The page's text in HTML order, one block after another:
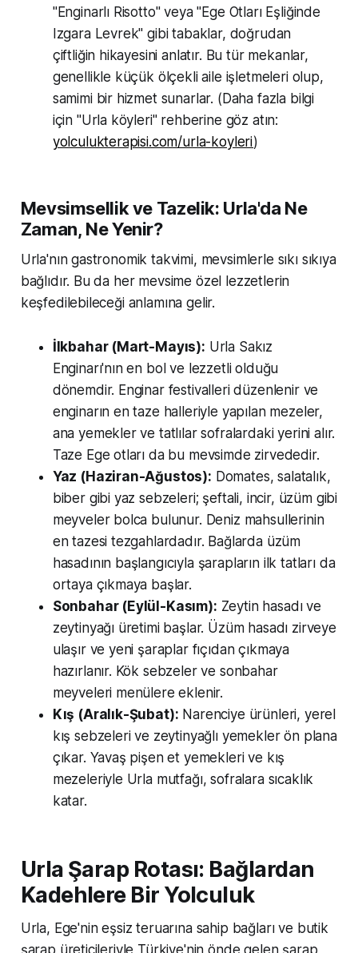
"Enginarlı Risotto" veya "Ege Otları Eşliğinde
Izgara Levrek" gibi tabaklar, doğrudan
çiftliğin hikayesini anlatır. Bu tür mekanlar,
genellikle küçük ölçekli aile işletmeleri olup,
samimi bir hizmet sunarlar. (Daha fazla bilgi
için "Urla köyleri" rehberine göz atın:
yolculukterapisi.com/urla-koyleri)
Mevsimsellik ve Tazelik: Urla'da Ne
Zaman, Ne Yenir?
Urla'nın gastronomik takvimi, mevsimlerle sıkı sıkıya
bağlıdır. Bu da her mevsime özel lezzetlerin
keşfedilebileceği anlamına gelir.
İlkbahar (Mart-Mayıs): Urla Sakız
Enginarı'nın en bol ve lezzetli olduğu
dönemdir. Enginar festivalleri düzenlenir ve
enginarın en taze halleriyle yapılan mezeler,
ana yemekler ve tatlılar sofralardaki yerini alır.
Taze Ege otları da bu mevsimde zirvededir.
Yaz (Haziran-Ağustos): Domates, salatalık,
biber gibi yaz sebzeleri; şeftali, incir, üzüm gibi
meyveler bolca bulunur. Deniz mahsullerinin
en tazesi tezgahlardadır. Bağlarda üzüm
hasadının başlangıcıyla şarapların ilk tatları da
ortaya çıkmaya başlar.
Sonbahar (Eylül-Kasım): Zeytin hasadı ve
zeytinyağı üretimi başlar. Üzüm hasadı zirveye
ulaşır ve yeni şaraplar fıçıdan çıkmaya
hazırlanır. Kök sebzeler ve sonbahar
meyveleri menülere eklenir.
Kış (Aralık-Şubat): Narenciye ürünleri, yerel
kış sebzeleri ve zeytinyağlı yemekler ön plana
çıkar. Yavaş pişen et yemekleri ve kış
mezeleriyle Urla mutfağı, sofralara sıcaklık
katar.
Urla Şarap Rotası: Bağlardan
Kadehlere Bir Yolculuk
Urla, Ege'nin eşsiz teruarına sahip bağları ve butik